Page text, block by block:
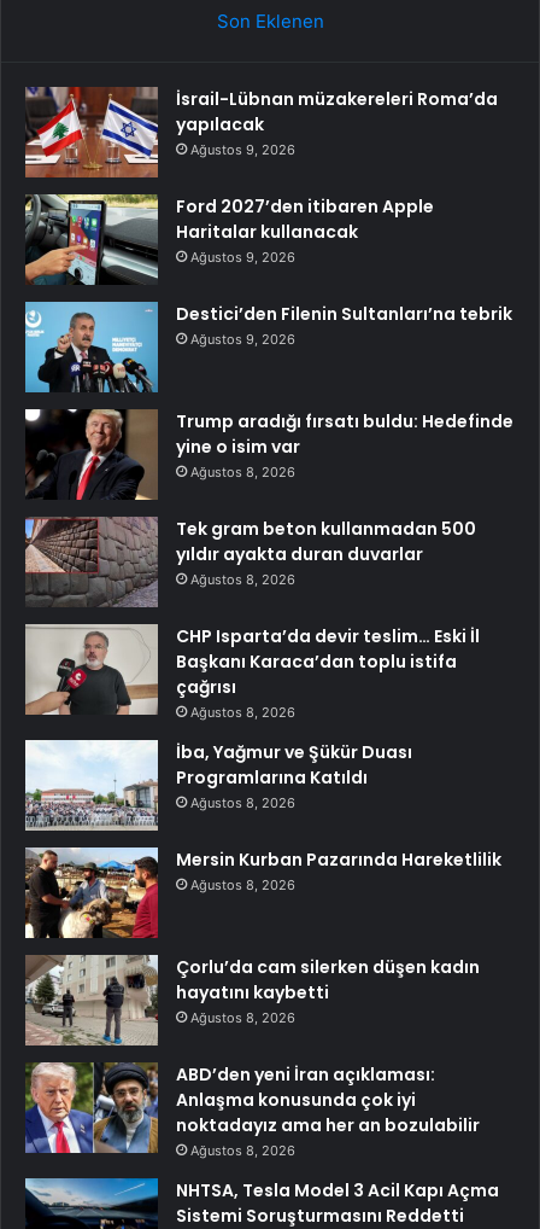
Son Eklenen
İsrail-Lübnan müzakereleri Roma’da
yapılacak
Ağustos 9, 2026
Ford 2027’den itibaren Apple
Haritalar kullanacak
Ağustos 9, 2026
Destici’den Filenin Sultanları’na tebrik
Ağustos 9, 2026
Trump aradığı fırsatı buldu: Hedefinde
yine o isim var
Ağustos 8, 2026
Tek gram beton kullanmadan 500
yıldır ayakta duran duvarlar
Ağustos 8, 2026
CHP Isparta’da devir teslim… Eski İl
Başkanı Karaca’dan toplu istifa
çağrısı
Ağustos 8, 2026
İba, Yağmur ve Şükür Duası
Programlarına Katıldı
Ağustos 8, 2026
Mersin Kurban Pazarında Hareketlilik
Ağustos 8, 2026
Çorlu’da cam silerken düşen kadın
hayatını kaybetti
Ağustos 8, 2026
ABD’den yeni İran açıklaması:
Anlaşma konusunda çok iyi
noktadayız ama her an bozulabilir
Ağustos 8, 2026
NHTSA, Tesla Model 3 Acil Kapı Açma
Sistemi Soruşturmasını Reddetti